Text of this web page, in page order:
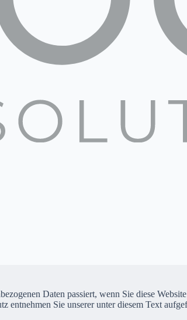
Daten passiert, wenn Sie diese
Sie unserer unter diesem Text